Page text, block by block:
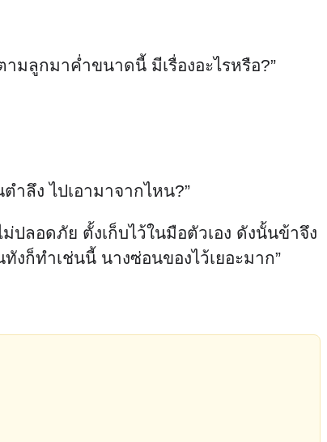
มลูกมาค่ำขนาดนี้ มีเรื่องอะไรหรือ?”
ำลึง ไปเอามาจากไหน?”
ปลอดภัย ตั้งเก็บไว้ในมือตัวเอง ดังนั้นข้าจึง
ก็ทำเช่นนี้ นางซ่อนของไว้เยอะมาก”